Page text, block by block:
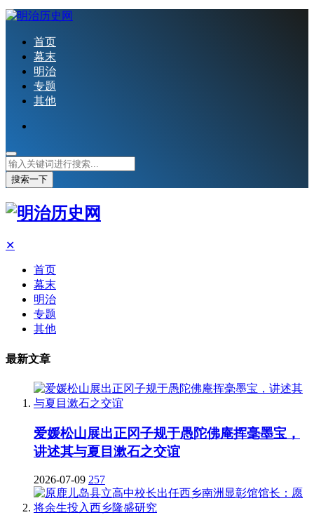
首页
幕末
明治
专题
其他
搜索一下
✕
首页
幕末
明治
专题
其他
最新文章
爱媛松山展出正冈子规于愚陀佛庵挥毫墨宝，
讲述其与夏目漱石之交谊
2026-07-09 257